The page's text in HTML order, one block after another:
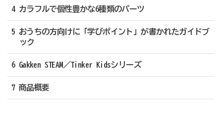
4 カラフルで個性豊かな6種類のパーツ
5 おうちの方向けに「学びポイント」が書かれたガイドブ
ック
6 Gakken STEAM／Tinker Kidsシリーズ
7 商品概要